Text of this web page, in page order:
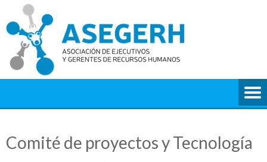
contenido
Comité de proyectos y Tecnología